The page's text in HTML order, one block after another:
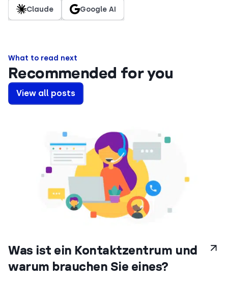
Claude Google AI
What to read next
Recommended for you
View all posts
Was ist ein Kontaktzentrum und
warum brauchen Sie eines?